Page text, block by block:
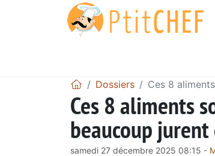
Dossiers Ces 8
Ces 8 aliments
beaucoup
samedi 27 décembre 2025 08:15 -